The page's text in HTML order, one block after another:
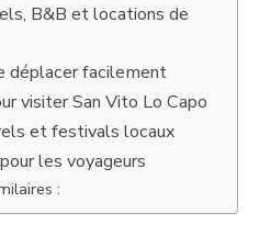
B&B et locations de
déplacer facilement
visiter San Vito Lo Capo
et festivals locaux
les voyageurs
: